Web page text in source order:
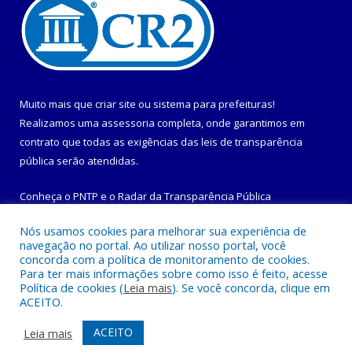
Muito mais que criar site ou sistema para prefeituras!
Realizamos uma assessoria completa, onde garantimos em
contrato que todas as exigências das leis de transparência
pública serão atendidas.
Conheça o PNTP e o Radar da Transparência Pública
Todos os direitos reservados a Prefeitura Municipal de
Maracanã.
Mapa do Site
Acessar Área Administrativa
Acessar Webmail
Nós usamos cookies para melhorar sua experiência de
navegação no portal. Ao utilizar nosso portal, você
concorda com a política de monitoramento de cookies.
Para ter mais informações sobre como isso é feito, acesse
Política de cookies (Leia mais). Se você concorda, clique em
ACEITO.
Leia mais
ACEITO